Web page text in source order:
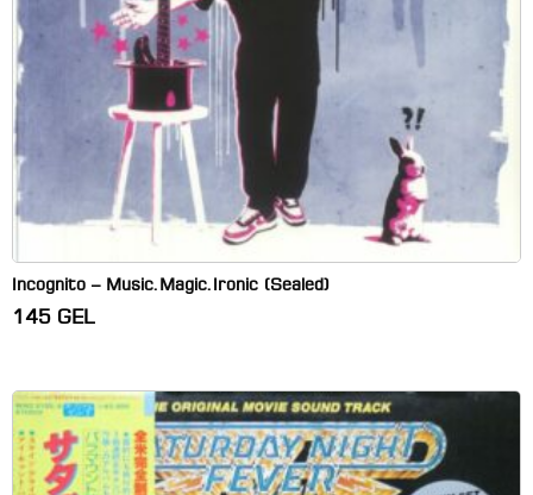
Incognito – Music.Magic.Ironic (Sealed)
145 GEL